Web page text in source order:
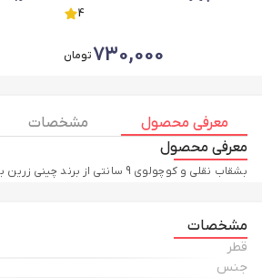
4
730,000تومان
معرفی محصول مشخصات
معرفی محصول
بشقاب نقلی و کوچولوی 9 سانتی از برند چینی زرین با قالب فرم اس
مشخصات
قطر
جنس